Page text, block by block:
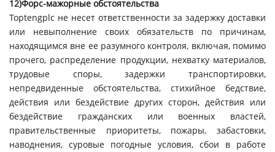
12)Форс-мажорные обстоятельства
Toptengplc не несет ответственности за задержку доставки
или невыполнение своих обязательств по причинам,
находящимся вне ее разумного контроля, включая, помимо
прочего, распределение продукции, нехватку материалов,
трудовые споры, задержки транспортировки,
непредвиденные обстоятельства, стихийное бедствие,
действия или бездействие других сторон, действия или
бездействие гражданских или военных властей,
правительственные приоритеты, пожары, забастовки,
наводнения, суровые погодные условия, сбои в работе